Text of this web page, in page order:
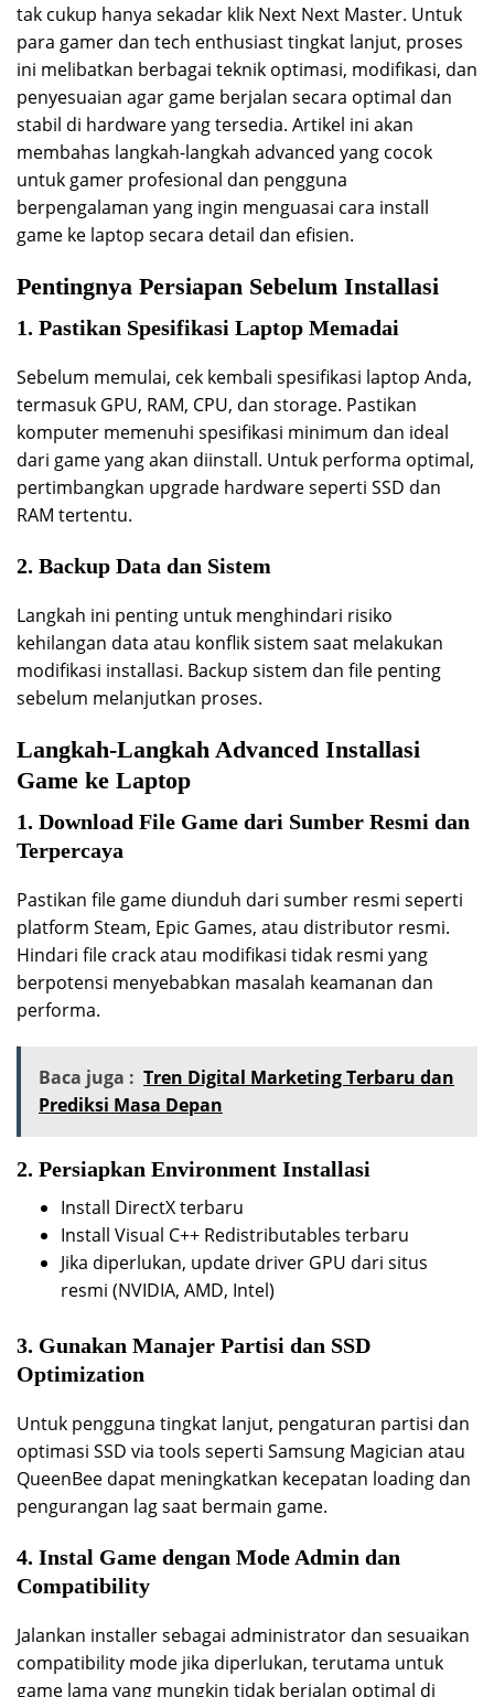
tak cukup hanya sekadar klik Next Next Master. Untuk
para gamer dan tech enthusiast tingkat lanjut, proses
ini melibatkan berbagai teknik optimasi, modifikasi, dan
penyesuaian agar game berjalan secara optimal dan
stabil di hardware yang tersedia. Artikel ini akan
membahas langkah-langkah advanced yang cocok
untuk gamer profesional dan pengguna
berpengalaman yang ingin menguasai cara install
game ke laptop secara detail dan efisien.
Pentingnya Persiapan Sebelum Installasi
1. Pastikan Spesifikasi Laptop Memadai
Sebelum memulai, cek kembali spesifikasi laptop Anda,
termasuk GPU, RAM, CPU, dan storage. Pastikan
komputer memenuhi spesifikasi minimum dan ideal
dari game yang akan diinstall. Untuk performa optimal,
pertimbangkan upgrade hardware seperti SSD dan
RAM tertentu.
2. Backup Data dan Sistem
Langkah ini penting untuk menghindari risiko
kehilangan data atau konflik sistem saat melakukan
modifikasi installasi. Backup sistem dan file penting
sebelum melanjutkan proses.
Langkah-Langkah Advanced Installasi
Game ke Laptop
1. Download File Game dari Sumber Resmi dan
Terpercaya
Pastikan file game diunduh dari sumber resmi seperti
platform Steam, Epic Games, atau distributor resmi.
Hindari file crack atau modifikasi tidak resmi yang
berpotensi menyebabkan masalah keamanan dan
performa.
Baca juga : Tren Digital Marketing Terbaru dan
Prediksi Masa Depan
2. Persiapkan Environment Installasi
Install DirectX terbaru
Install Visual C++ Redistributables terbaru
Jika diperlukan, update driver GPU dari situs
resmi (NVIDIA, AMD, Intel)
3. Gunakan Manajer Partisi dan SSD
Optimization
Untuk pengguna tingkat lanjut, pengaturan partisi dan
optimasi SSD via tools seperti Samsung Magician atau
QueenBee dapat meningkatkan kecepatan loading dan
pengurangan lag saat bermain game.
4. Instal Game dengan Mode Admin dan
Compatibility
Jalankan installer sebagai administrator dan sesuaikan
compatibility mode jika diperlukan, terutama untuk
game lama yang mungkin tidak berjalan optimal di